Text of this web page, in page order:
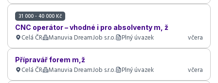
31 000 - 40 000 Kč
CNC operátor – vhodné i pro absolventy m, ž
Celá ČR Manuvia DreamJob s.r.o. Plný úvazek včera
Přípravář forem m,ž
Celá ČR Manuvia DreamJob s.r.o. Plný úvazek včera